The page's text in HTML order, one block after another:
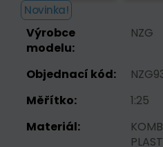
Novinka!
Výrobce
modelu:
NZG
Objednací kód:
Měřítko:
1:25
Materiál: